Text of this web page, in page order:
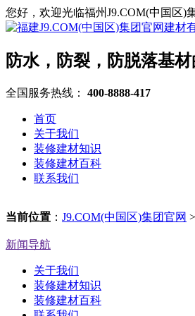
您好，欢迎光临福州J9.COM(中国区)
防水，防裂，防脱落基
全国服务热线： 400-8888-417
首页
关于我们
装修建材知识
装修建材百科
联系我们
当前位置 ： J9.COM(中国区)集团官网 >
新闻导航
关于我们
装修建材知识
装修建材百科